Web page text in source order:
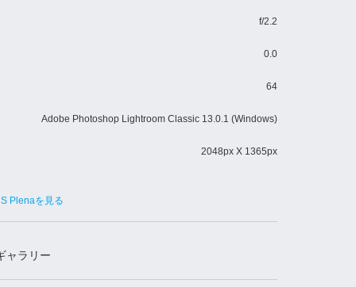
f/2.2
0.0
64
Adobe Photoshop Lightroom Classic 13.0.1 (Windows)
2048px X 1365px
Plenaを見る
ャラリー